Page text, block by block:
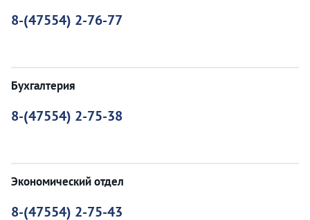
8-(47554) 2-76-77
Бухгалтерия
8-(47554) 2-75-38
Экономический отдел
8-(47554) 2-75-43